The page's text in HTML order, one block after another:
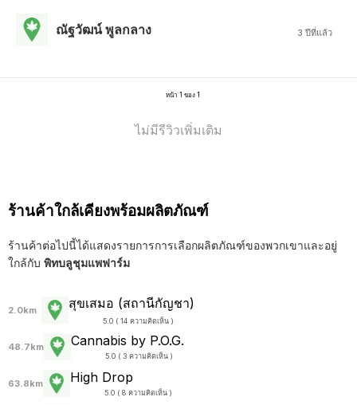
ณัฐวัฒน์ พูลกลาง 3 ปีที่แล้ว
หน้า 1 ของ 1
ไม่มีรีวิวเพิ่มเติม
ร้านค้าใกล้เคียงพร้อมผลิตภัณฑ์
ร้านค้าต่อไปนี้ได้แสดงรายการการเลือกผลิตภัณฑ์ของพวกเขาและอยู่
ใกล้กับ พิทบลูชุมแพฟาร์ม
2.0km สุขเสมอ (สถานีกัญชา)
5.0 ( 14 ความคิดเห็น )
48.7km Cannabis by P.O.G.
5.0 ( 3 ความคิดเห็น )
63.8km High Drop
5.0 ( 8 ความคิดเห็น )